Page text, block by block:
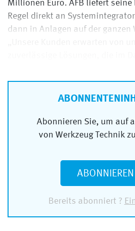
Millionen Euro. AFB liefert seine
Regel direkt an
dann in Anlagen auf der ganzen
Abonnieren Sie, um auf
von Werkzeug Technik
ABONNIEREN
Bereits abonniert ?